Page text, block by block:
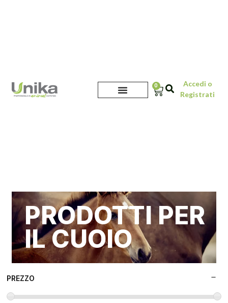
0
Accedi o
Registrati
PRODOTTI PER
IL CUOIO
PREZZO